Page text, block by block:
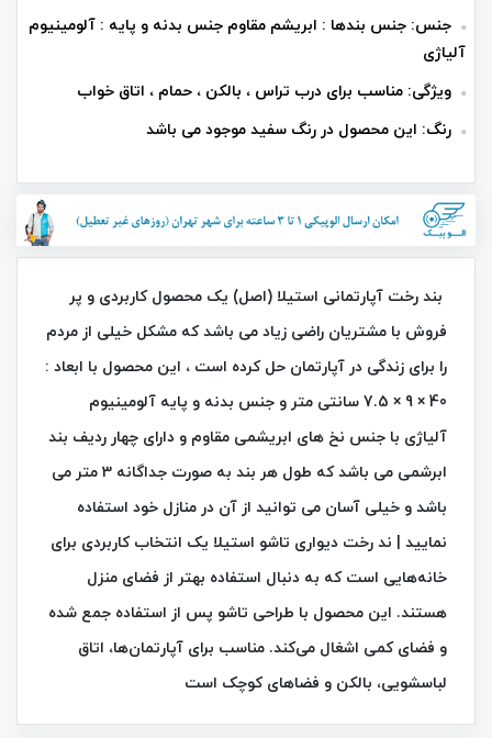
جنس: جنس بندها : ابریشم مقاوم جنس بدنه و پایه : آلومینیوم
آلیاژی
ویژگی: مناسب برای درب تراس ، بالکن ، حمام ، اتاق خواب
رنگ: این محصول در رنگ سفید موجود می باشد
بند رخت آپارتمانی استیلا (اصل) یک محصول کاربردی و پر
فروش با مشتریان راضی زیاد می باشد که مشکل خیلی از مردم
را برای زندگی در آپارتمان حل کرده است ، این محصول با ابعاد :
40 × 9 × 7.5 سانتی‌ متر و جنس بدنه و پایه آلومینیوم
آلیاژی با جنس نخ‌ های ابریشمی مقاوم و دارای چهار ردیف بند
ابرشمی می باشد که طول هر بند به صورت جداگانه 3 متر می
باشد و خیلی آسان می توانید از آن در منازل خود استفاده
نمایید | ند رخت دیواری تاشو استیلا یک انتخاب کاربردی برای
خانه‌هایی است که به دنبال استفاده بهتر از فضای منزل
هستند. این محصول با طراحی تاشو پس از استفاده جمع شده
و فضای کمی اشغال می‌کند. مناسب برای آپارتمان‌ها، اتاق
لباسشویی، بالکن و فضاهای کوچک است